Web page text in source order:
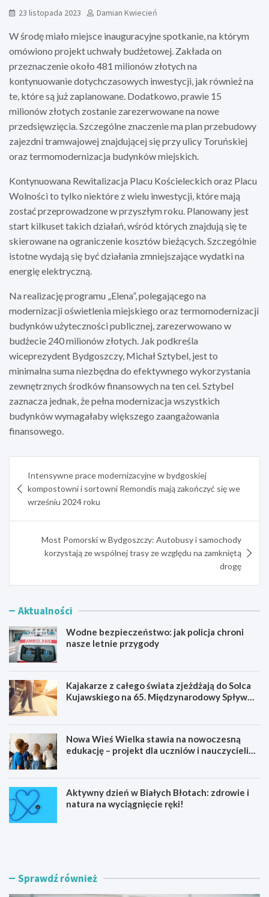
23 listopada 2023 Damian Kwiecień
W środę miało miejsce inauguracyjne spotkanie, na którym
omówiono projekt uchwały budżetowej. Zakłada on
przeznaczenie około 481 milionów złotych na
kontynuowanie dotychczasowych inwestycji, jak również na
te, które są już zaplanowane. Dodatkowo, prawie 15
milionów złotych zostanie zarezerwowane na nowe
przedsięwzięcia. Szczególne znaczenie ma plan przebudowy
zajezdni tramwajowej znajdującej się przy ulicy Toruńskiej
oraz termomodernizacja budynków miejskich.
Kontynuowana Rewitalizacja Placu Kościeleckich oraz Placu
Wolności to tylko niektóre z wielu inwestycji, które mają
zostać przeprowadzone w przyszłym roku. Planowany jest
start kilkuset takich działań, wśród których znajdują się te
skierowane na ograniczenie kosztów bieżących. Szczególnie
istotne wydają się być działania zmniejszające wydatki na
energię elektryczną.
Na realizację programu „Elena”, polegającego na
modernizacji oświetlenia miejskiego oraz termomodernizacji
budynków użyteczności publicznej, zarezerwowano w
budżecie 240 milionów złotych. Jak podkreśla
wiceprezydent Bydgoszczy, Michał Sztybel, jest to
minimalna suma niezbędna do efektywnego wykorzystania
zewnętrznych środków finansowych na ten cel. Sztybel
zaznacza jednak, że pełna modernizacja wszystkich
budynków wymagałaby większego zaangażowania
finansowego.
wpisu
Intensywne prace modernizacyjne w bydgoskiej
kompostowni i sortowni Remondis mają zakończyć się we
wrześniu 2024 roku
Most Pomorski w Bydgoszczy: Autobusy i samochody
korzystają ze wspólnej trasy ze względu na zamkniętą
drogę
Aktualności
Wodne bezpieczeństwo: jak policja chroni
nasze letnie przygody
Kajakarze z całego świata zjeżdżają do Solca
Kujawskiego na 65. Międzynarodowy Spływ
Nowa Wieś Wielka stawia na nowoczesną
edukację – projekt dla uczniów i nauczycieli
Aktywny dzień w Białych Błotach: zdrowie i
natura na wyciągnięcie ręki!
W
b
K
a Sprawdź również